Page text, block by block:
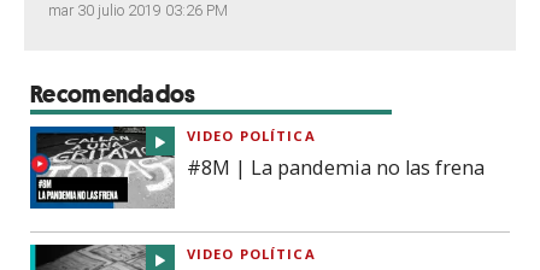
mar 30 julio 2019 03:26 PM
Recomendados
VIDEO POLÍTICA
#8M | La pandemia no las frena
VIDEO POLÍTICA